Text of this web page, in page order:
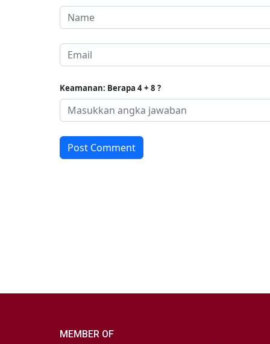
Keamanan: Berapa 4 + 8 ?
Post Comment
MEMBER OF